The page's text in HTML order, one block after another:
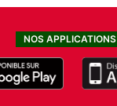
NOS APPLICATIONS